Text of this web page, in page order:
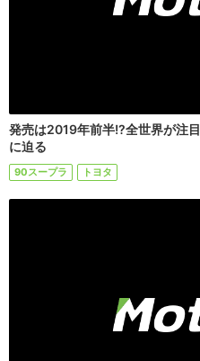
発売は2019年前半!?全世界が注
に迫る
90スープラ トヨタ